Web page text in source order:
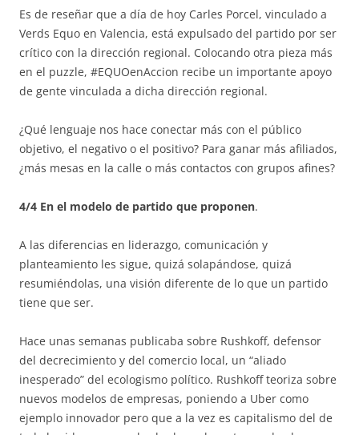
Es de reseñar que a día de hoy Carles Porcel, vinculado a
Verds Equo en Valencia, está expulsado del partido por ser
crítico con la dirección regional. Colocando otra pieza más
en el puzzle, #EQUOenAccion recibe un importante apoyo
de gente vinculada a dicha dirección regional.
¿Qué lenguaje nos hace conectar más con el público
objetivo, el negativo o el positivo? Para ganar más afiliados,
¿más mesas en la calle o más contactos con grupos afines?
4/4 En el modelo de partido que proponen.
A las diferencias en liderazgo, comunicación y
planteamiento les sigue, quizá solapándose, quizá
resumiéndolas, una visión diferente de lo que un partido
tiene que ser.
Hace unas semanas publicaba sobre Rushkoff, defensor
del decrecimiento y del comercio local, un “aliado
inesperado” del ecologismo político. Rushkoff teoriza sobre
nuevos modelos de empresas, poniendo a Uber como
ejemplo innovador pero que a la vez es capitalismo del de